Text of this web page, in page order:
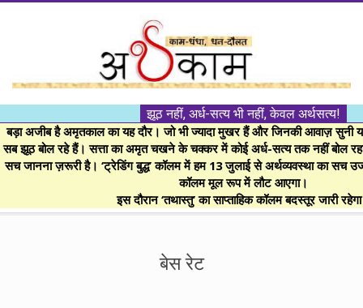
।।
अर्थकाम।।
BE
FINANCIALLY
झूठ नहीं, अर्ध-सत्य भी नहीं, केवल अर्थसत्य!
बड़ा अजीब है अमृतकाल का यह दौर। जो भी ज्यादा मुखर हैं और जिनकी आवाज़ सुनी
सब झूठ बोल रहे हैं। सत्ता का अमृत चखने के चक्कर में कोई अर्ध-सत्य तक नहीं बोल
सच जानना ज़रूरी है। ‘ट्रेडिंग बुद्ध’ कॉलम में हम 13 जुलाई से अर्थव्यवस्था का सच
कॉलम मूल रूप में लौट आएगा।
इस दौरान ‘तथास्तु’ का साप्ताहिक कॉलम बदस्तूर जारी
बेस रेट